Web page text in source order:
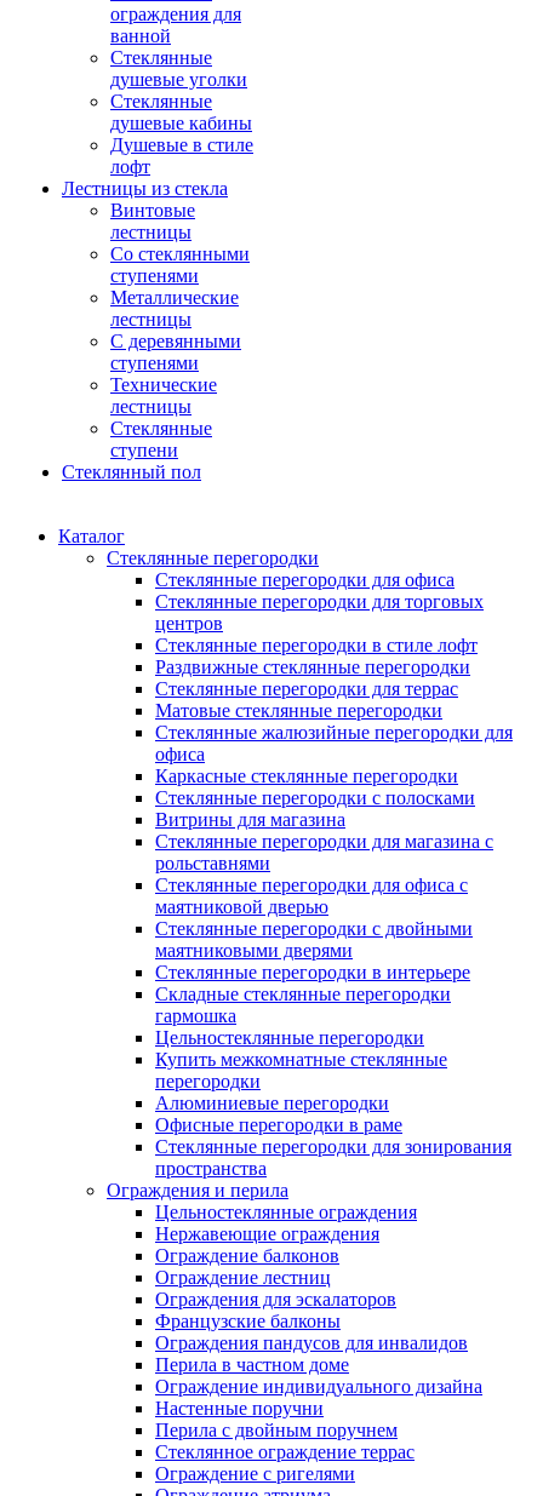
ограждения для
ванной
Стеклянные
душевые уголки
Стеклянные
душевые кабины
Душевые в стиле
лофт
Лестницы из стекла
Винтовые
лестницы
Со стеклянными
ступенями
Металлические
лестницы
С деревянными
ступенями
Технические
лестницы
Стеклянные
ступени
Стеклянный пол
Каталог
Cтеклянные перегородки
Стеклянные перегородки для офиса
Стеклянные перегородки для торговых
центров
Стеклянные перегородки в стиле лофт
Раздвижные стеклянные перегородки
Стеклянные перегородки для террас
Матовые стеклянные перегородки
Стеклянные жалюзийные перегородки для
офиса
Каркасные стеклянные перегородки
Стеклянные перегородки с полосками
Витрины для магазина
Стеклянные перегородки для магазина с
рольставнями
Стеклянные перегородки для офиса с
маятниковой дверью
Стеклянные перегородки с двойными
маятниковыми дверями
Стеклянные перегородки в интерьере
Складные стеклянные перегородки
гармошка
Цельностеклянные перегородки
Купить межкомнатные стеклянные
перегородки
Алюминиевые перегородки
Офисные перегородки в раме
Стеклянные перегородки для зонирования
пространства
Ограждения и перила
Цельностеклянные ограждения
Нержавеющие ограждения
Ограждение балконов
Ограждение лестниц
Ограждения для эскалаторов
Французские балконы
Ограждения пандусов для инвалидов
Перила в частном доме
Ограждение индивидуального дизайна
Настенные поручни
Перила с двойным поручнем
Стеклянное ограждение террас
Ограждение с ригелями